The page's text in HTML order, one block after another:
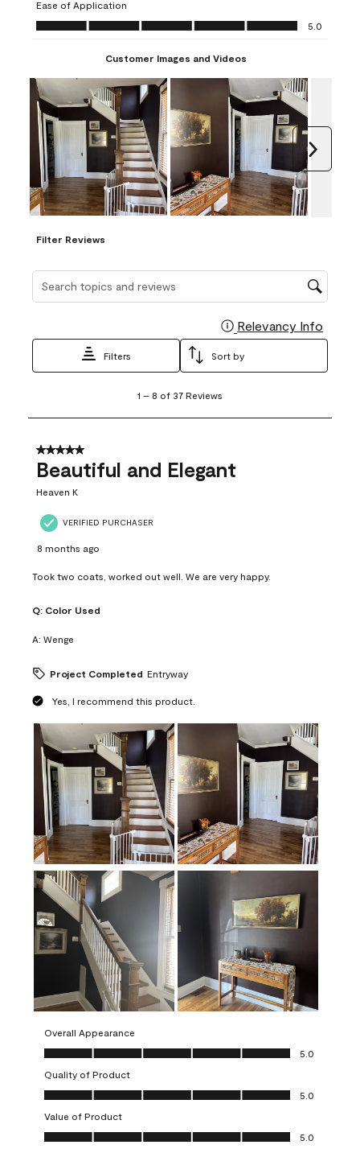
form.
form.
Ease of Application
Ease of Application, 5.0 out of 5
5.0
Customer Images and Videos
Filter Reviews
Relevancy Info
Filters Sort by
8
37
Reviews
1 – 8 of 37 Reviews
5 out of 5 stars.
Beautiful and Elegant
Heaven K
VERIFIED PURCHASER
8 months ago
Took two coats, worked out well. We are very happy.
Q: Color Used
A: Wenge
Project Completed Entryway
Yes, I recommend this product.
Overall Appearance
Overall Appearance, 5.0 out of 5
5.0
Quality of Product
Quality of Product, 5.0 out of 5
5.0
Value of Product
Value of Product, 5.0 out of 5
5.0